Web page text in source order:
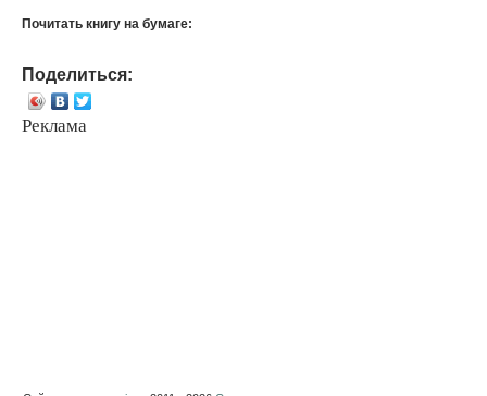
Почитать книгу на бумаге:
Поделиться:
Реклама